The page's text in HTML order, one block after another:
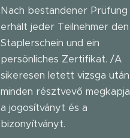
Nach bestandener Prüfung
erhält jeder Teilnehmer den
Staplerschein und ein
persönliches Zertifikat. /A
sikeresen letett vizsga után
minden résztvevő megkapja
a jogosítványt és a
bizonyítványt.